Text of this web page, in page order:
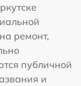
ремонт,
публичной
и